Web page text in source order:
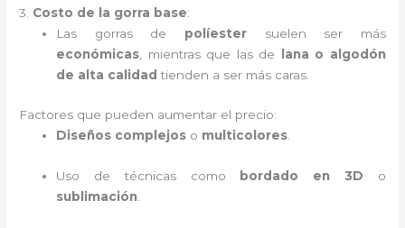
3. Costo de la gorra base:
Las gorras de políester suelen ser más
económicas , mientras que las de lana o algodón
de alta calidad tienden a ser más caras.
Factores que pueden aumentar el precio:
Diseños complejos o multicolores.
Uso de técnicas como bordado en 3D o
sublimación.